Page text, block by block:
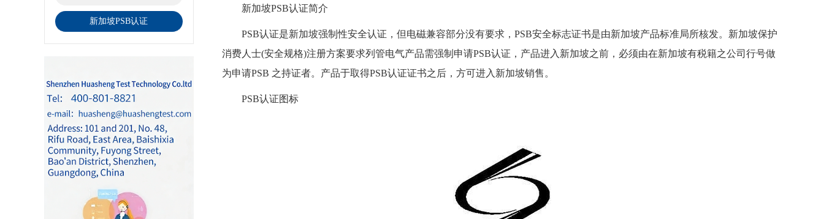
新加坡PSB认证
新加坡PSB认证简介
PSB认证是新加坡强制性安全认证，但电磁兼容部分没有要求，PSB安全标志证书是由新加坡产品标准局所核发。新加坡保护
消费人士(安全规格)注册方案要求列管电气产品需强制申请PSB认证，产品进入新加坡之前，必须由在新加坡有税籍之公司行号做
为申请PSB 之持证者。产品于取得PSB认证证书之后，方可进入新加坡销售。
PSB认证图标